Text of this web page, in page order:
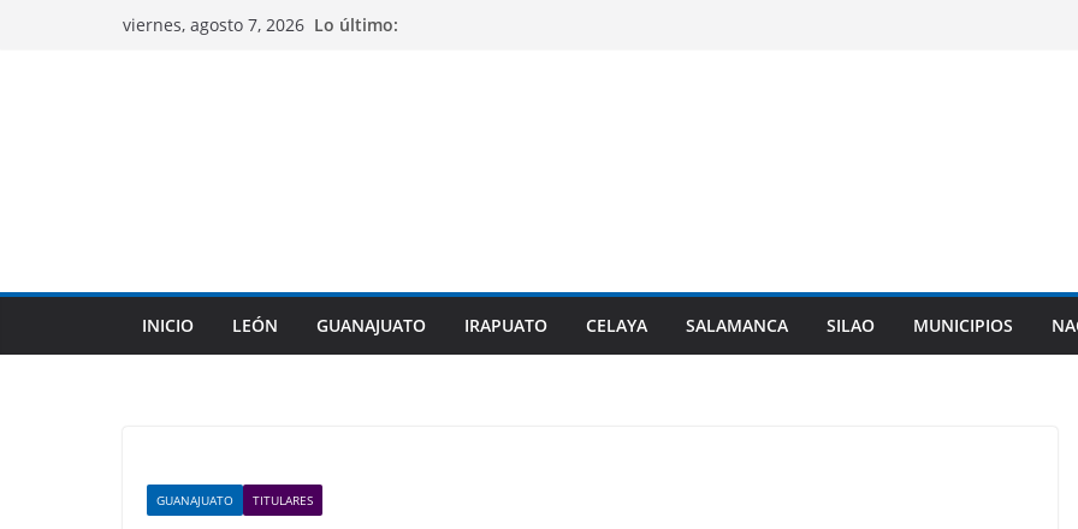
viernes, agosto 7, 2026 Lo último:
INICIO LEÓN GUANAJUATO IRAPUATO CELAYA SALAMANCA SILAO MUNICIPIOS
GUANAJUATO TITULARES